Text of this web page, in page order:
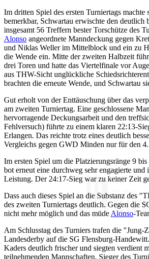
Im dritten Spiel des ersten Turniertags
bemerkbar, Schwartau erwischte den deutlich
insgesamt 56 Treffern bester Torschütze des
Alonso angeordnete Manndeckung gegen
und Niklas Weller im Mittelblock und ein zu
die Wende ein. Mitte der zweiten Halbzeit
drei Toren und hatte das Viertelfinale vor
aus THW-Sicht unglückliche
brachten die erneute Wende, und Schwartau
Gut erholt von der Enttäuschung über das
am zweiten Turniertag. Eine geschlossene
hervorragende Deckungsarbeit und den
Fehlversuch) führte zu einem klaren 22:13-
Erlangen. Das reichte trotz eines deutlich
Vergleichs gegen GWD Minden nur für den
Im ersten Spiel um die Platzierungsränge 9
bot erneut eine durchweg sehr engagierte
Leistung. Der 24:17-Sieg war zu keiner Zeit
Dass auch dieses Spiel an die Substanz des
des zweiten Turniertags deutlich. Gegen die
nicht mehr möglich und das müde Alonso-
Am Schlusstag des Turniers trafen die
Landesderby auf die SG Flensburg-
Kaders deutlich frischer und siegten verdient
teilnehmenden Mannschaften. Sieger des